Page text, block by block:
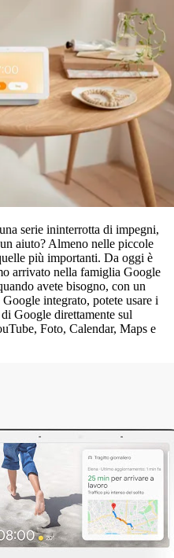
serie ininterrotta di impegni,
aiuto? Almeno nelle piccole
più importanti. Da oggi è
arrivato nella famiglia Google
avete bisogno, con un
integrato, potete usare i
Google direttamente sul
Foto, Calendar, Maps e